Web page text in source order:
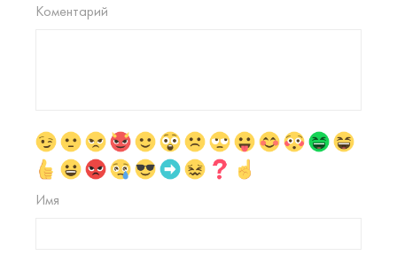
Коментарий
Имя